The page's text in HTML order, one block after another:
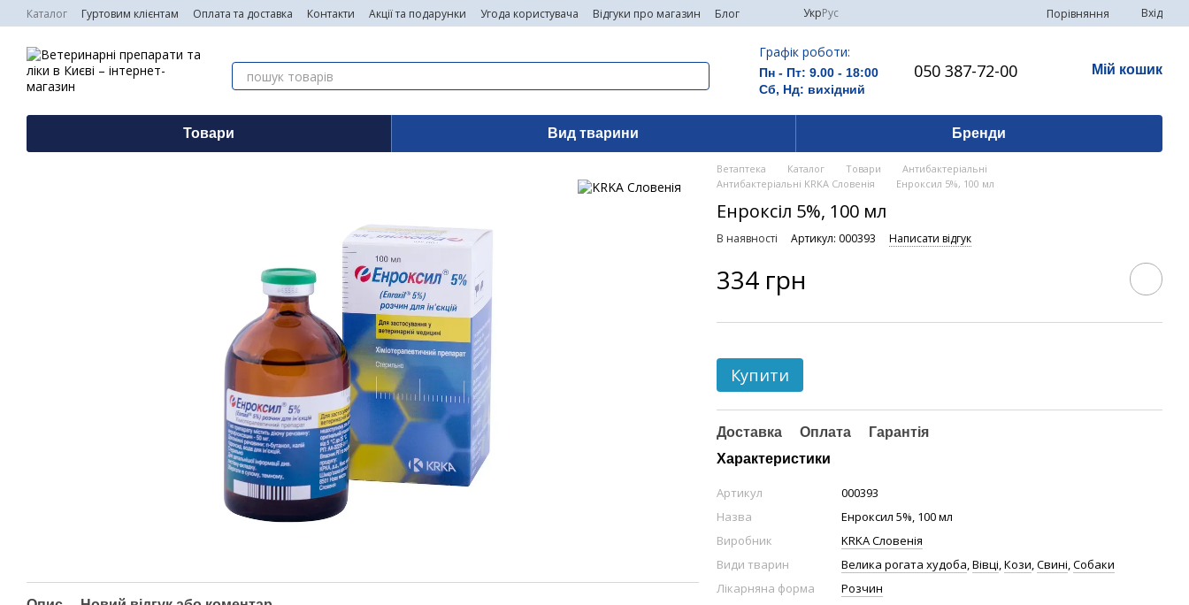
Перейти до основного контенту
Каталог Гуртовим клієнтам Оплата та доставка Контакти Акції та подарунки Угода користувача Відгуки про магазин Блог УкрРус Порівняння Вхід
Графік роботи:
Пн - Пт: 9.00 - 18:00
Сб, Нд: вихідний
050 387-72-00 Мій кошик
Товари Вид тварини Бренди
Ветаптека Каталог Товари
Антибактеріальні
Антибактеріальні KRKA Словенія
Енроксил 5%, 100 мл
Енроксіл 5%, 100 мл
В наявності Артикул: 000393 Написати відгук
334 грн
Купити
Доставка Оплата
Гарантія
Характеристики
Артикул
000393
Назва
Енроксил 5%, 100 мл
Виробник
KRKA Словенія
Види тварин
Велика рогата худоба,Вівці,Кози,Свині,Собаки
Лікарняна форма
Розчин